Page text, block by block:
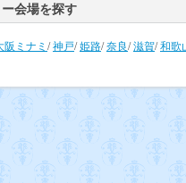
会場を探す
阪ミナミ /神戸/姫路/奈良/滋賀/和歌